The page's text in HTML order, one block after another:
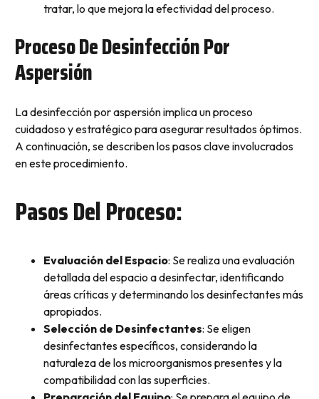
tratar, lo que mejora la efectividad del proceso.
Proceso De Desinfección Por
Aspersión
La desinfección por aspersión implica un proceso
cuidadoso y estratégico para asegurar resultados óptimos.
A continuación, se describen los pasos clave involucrados
en este procedimiento.
Pasos Del Proceso:
Evaluación del Espacio: Se realiza una evaluación
detallada del espacio a desinfectar, identificando
áreas críticas y determinando los desinfectantes más
apropiados.
Selección de Desinfectantes: Se eligen
desinfectantes específicos, considerando la
naturaleza de los microorganismos presentes y la
compatibilidad con las superficies.